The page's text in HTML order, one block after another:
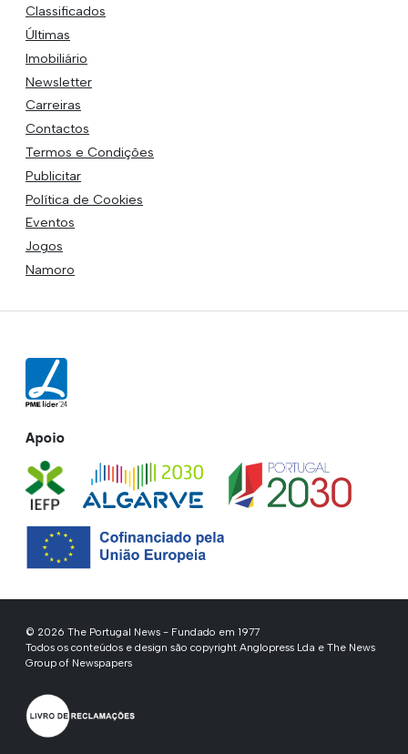
Classificados
Últimas
Imobiliário
Newsletter
Carreiras
Contactos
Termos e Condições
Publicitar
Política de Cookies
Eventos
Jogos
Namoro
Apoio
© 2026 The Portugal News - Fundado em 1977
Todos os conteúdos e design são copyright Anglopress Lda e The News
Group of Newspapers